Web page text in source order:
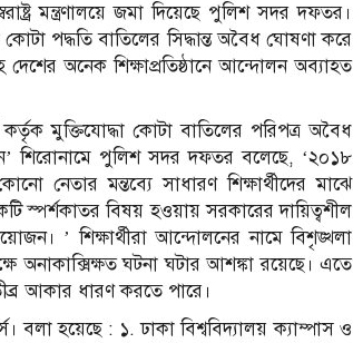
মন্ত্রণালয়ে জমা দিয়েছে পুলিশ সদর দফতর।
পদ্ধতি বাতিলের সিদ্ধান্ত অবৈধ ঘোষণা করে
অনেক শিক্ষাপ্রতিষ্ঠানে আন্দোলন অব্যাহত
কর্তৃক মুক্তিযোদ্ধা কোটা বাতিলের পরিপত্র অবৈধ
শিরোনামে পুলিশ সদর দফতর বলেছে, ‘২০১৮
মন্তব্যে সাধারণ শিক্ষার্থীদের মাঝে
স্পর্শকাতর বিষয় হওয়ায় সরকারের দায়িত্বশীল
’ শিক্ষার্থীরা আন্দোলনের নামে বিশৃঙ্খলা
অনাকাক্সিক্ষত ঘটনা ঘটার আশঙ্কা রয়েছে। এতে
আকার ধারণ করতে পারে।
বলা হয়েছে : ১. ঢাকা বিশ্ববিদ্যালয় ক্যাম্পাস ও